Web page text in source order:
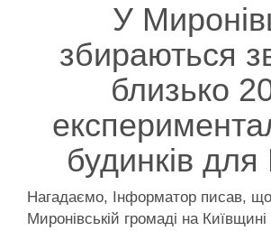
У
збираються
близько
будинків
Нагадаємо, Інформатор писав,
Миронівській громаді на